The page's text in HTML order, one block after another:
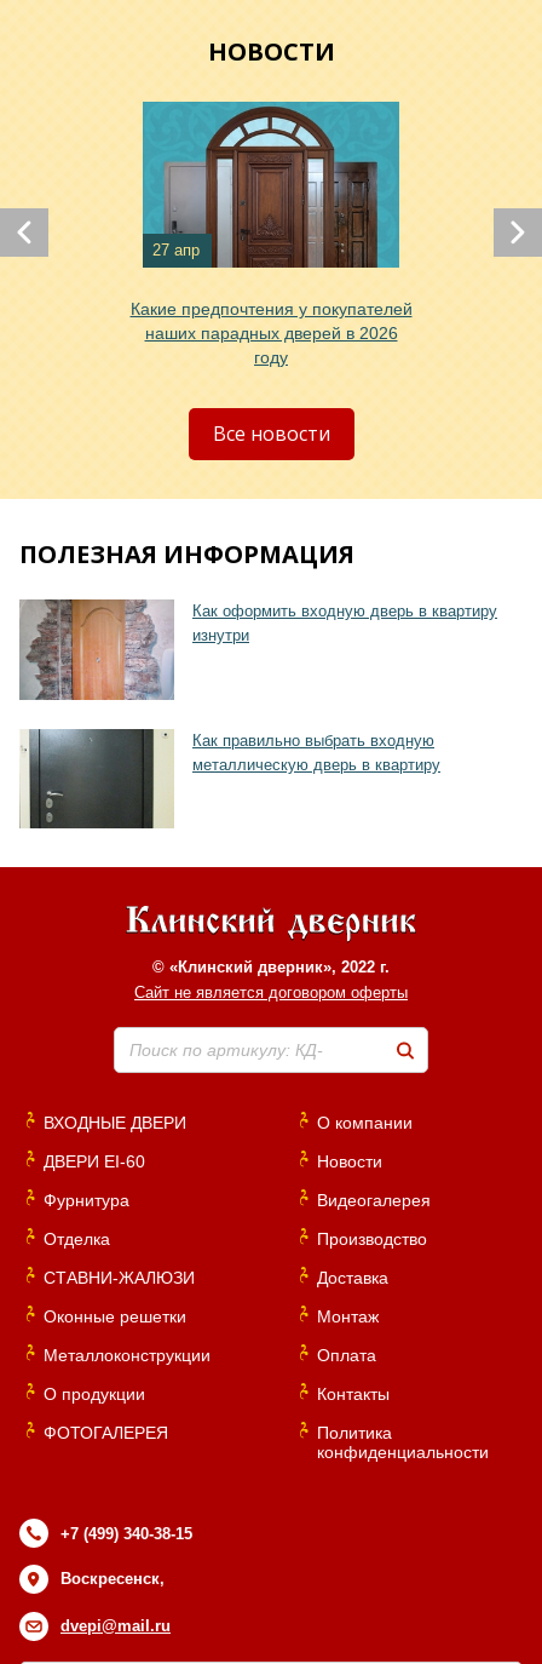
Хочу такую
НОВОСТИ
27 апр
Какие предпочтения у покупателей
наших парадных дверей в 2026
году
Все новости
ПОЛЕЗНАЯ ИНФОРМАЦИЯ
Как оформить входную дверь в квартиру
изнутри
Как правильно выбрать входную
металлическую дверь в квартиру
© «Клинский дверник», 2022 г.
Сайт не является договором оферты
Поиск по артикулу: КД-
ВХОДНЫЕ ДВЕРИ
ДВЕРИ EI-60
Фурнитура
Отделка
СТАВНИ-ЖАЛЮЗИ
Оконные решетки
Металлоконструкции
О продукции
ФОТОГАЛЕРЕЯ
О компании
Новости
Видеогалерея
Производство
Доставка
Монтаж
Оплата
Контакты
Политика
конфиденциальности
+7 (499) 340-38-15
Воскресенск,
dvepi@mail.ru